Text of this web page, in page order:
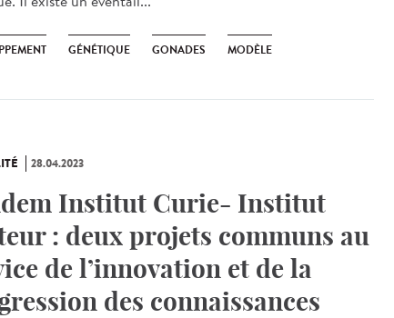
GÉNÉTIQUE GONADES MODÈLE
28.04.2023
Institut Curie- Institut
: deux projets communs au
de l’innovation et de la
des connaissances